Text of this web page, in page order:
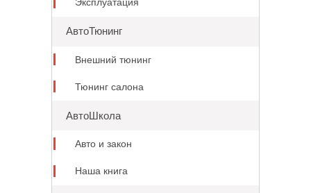
Эксплуатация
АвтоТюнинг
Внешний тюнинг
Тюнинг салона
АвтоШкола
Авто и закон
Наша книга